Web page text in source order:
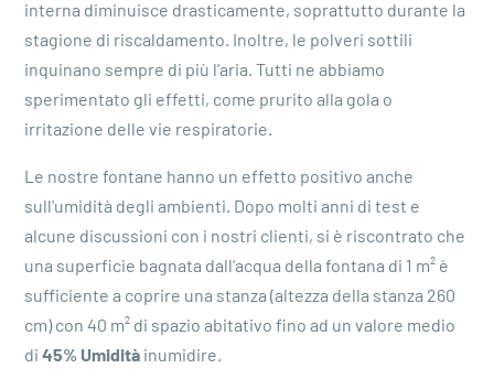
interna diminuisce drasticamente, soprattutto durante la
stagione di riscaldamento. Inoltre, le polveri sottili
inquinano sempre di più l’aria. Tutti ne abbiamo
sperimentato gli effetti, come prurito alla gola o
irritazione delle vie respiratorie.
Le nostre fontane hanno un effetto positivo anche
sull'umidità degli ambienti. Dopo molti anni di test e
alcune discussioni con i nostri clienti, si è riscontrato che
una superficie bagnata dall'acqua della fontana di 1 m² è
sufficiente a coprire una stanza (altezza della stanza 260
cm) con 40 m² di spazio abitativo fino ad un valore medio
di 45% Umidità inumidire.